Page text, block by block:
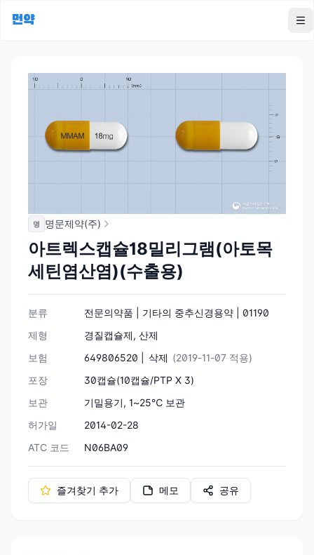
먼약
명 명문제약(주)
아트렉스캡슐18밀리그램(아토목
세틴염산염)(수출용)
분류
전문의약품 | 기타의 중추신경용약 | 01190
제형
경질캡슐제, 산제
보험
649806520 | 삭제 (2019-11-07 적용)
포장
30캡슐(10캡슐/PTP X 3)
보관
기밀용기, 1~25℃ 보관
허가일
2014-02-28
ATC 코드
N06BA09
즐겨찾기 추가 메모 공유